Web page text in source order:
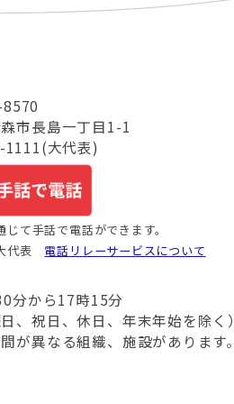
市長島一丁目1-1
大代表)
て手話で電話ができます。
代表 電話リレーサービスについて
分から17時15分
、祝日、休日、年末年始を除く）
が異なる組織、施設があります。